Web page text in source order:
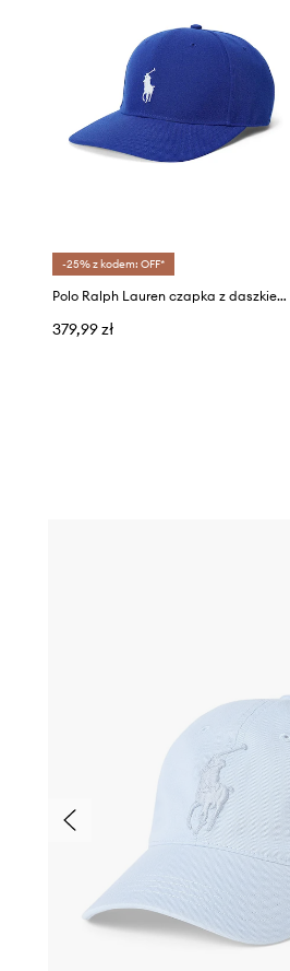
-25% z kodem: OFF*
Polo Ralph Lauren czapka z daszkiem męska
379,99 zł